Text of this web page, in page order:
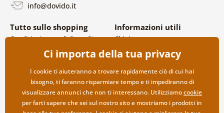
info@dovido.it
Tutto sullo shopping
Condizioni generali di vendita e
Politica sulla privacy
Opzioni di spedizione e
pagamento
Reso della merce
Informazioni utili
Chi siamo
FAQ
Contatti
Collaborazione all’ingrosso
Ci importa della tua privacy
I cookie ti aiuteranno a trovare rapidamente ciò di cui hai
bisogno, ti faranno risparmiare tempo e ti impediranno di
visualizzare annunci che non ti interessano. Utilizziamocookie
per farti sapere che sei sul nostro sito e mostriamo i prodotti in